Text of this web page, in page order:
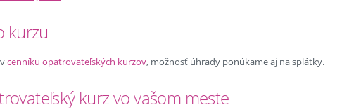
kurzu
cenníku opatrovateľských kurzov, možnosť úhrady ponúkame aj na splátky.
kurz vo vašom meste